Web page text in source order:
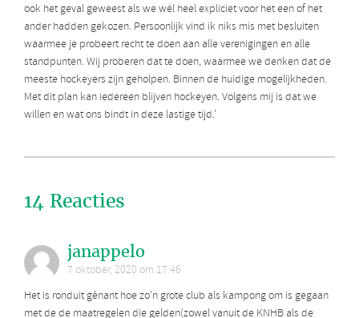
ook het geval geweest als we wél heel expliciet voor het een of het
ander hadden gekozen. Persoonlijk vind ik niks mis met besluiten
waarmee je probeert recht te doen aan alle verenigingen en alle
standpunten. Wij proberen dat te doen, waarmee we denken dat de
meeste hockeyers zijn geholpen. Binnen de huidige mogelijkheden.
Met dit plan kan iedereen blijven hockeyen. Volgens mij is dat we
willen en wat ons bindt in deze lastige tijd.’
14 Reacties
janappelo
7 oktober, 2020 om 17:46
Het is ronduit gênant hoe zo'n grote club als kampong om is gegaan
met de de maatregelen die gelden(zowel vanuit de KNHB als de